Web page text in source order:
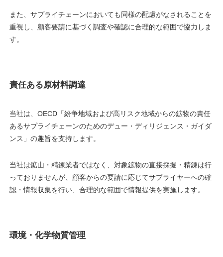
また、サプライチェーンにおいても同様の配慮がなされることを
重視し、顧客要請に基づく調査や確認に合理的な範囲で協力しま
す。
責任ある原材料調達
当社は、OECD「紛争地域および高リスク地域からの鉱物の責任
あるサプライチェーンのためのデュー・ディリジェンス・ガイダ
ンス」の趣旨を支持します。
当社は鉱山・精錬業者ではなく、対象鉱物の直接採掘・精錬は行
っておりませんが、顧客からの要請に応じてサプライヤーへの確
認・情報収集を行い、合理的な範囲で情報提供を実施します。
環境・化学物質管理